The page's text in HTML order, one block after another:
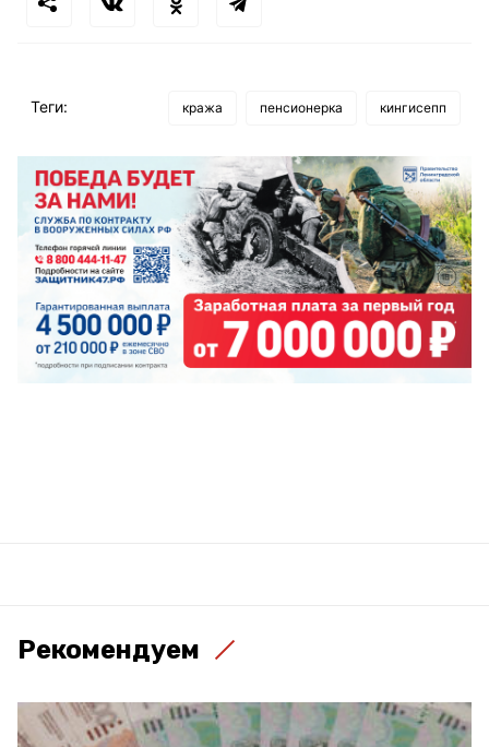
Теги: кража пенсионерка кингисепп
Рекомендуем